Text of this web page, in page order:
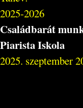
2025-2026
Családbarát
Piarista Iskola
2025. szeptember